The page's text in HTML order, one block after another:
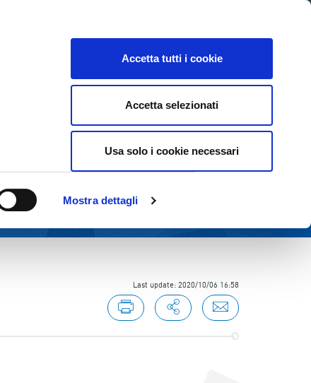
Mostra dettagli
Accetta tutti i cookie
Accetta selezionati
Usa solo i cookie necessari
INVESTOR RELATIONS SUSTAINABILITY
Last update: 2020/10/06 16:58